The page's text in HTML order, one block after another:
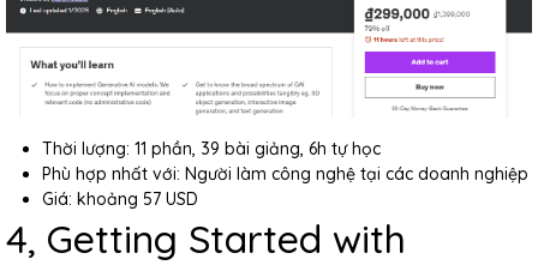
Thời lượng: 11 phần, 39 bài giảng, 6h tự học
Phù hợp nhất với: Người làm công nghệ tại các doanh nghiệp
Giá: khoảng 57 USD
4, Getting Started with